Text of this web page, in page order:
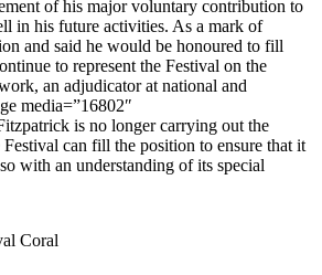
of his major voluntary contribution to
in his future activities. As a mark of
and said he would be honoured to fill
to represent the Festival on the
an adjudicator at national and
media=”16802″
is no longer carrying out the
can fill the position to ensure that it
with an understanding of its special
Coral